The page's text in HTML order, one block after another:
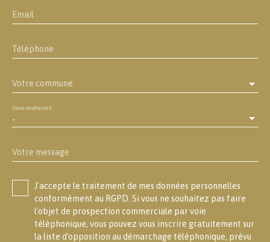
Email
Téléphone
Votre commune
-
Vous souhaitez
Votre message
J'accepte le traitement de mes données personnelles
conformément au RGPD. Si vous ne souhaitez pas faire
l'objet de prospection commerciale par voie
téléphonique, vous pouvez vous inscrire gratuitement sur
la liste d'opposition au démarchage téléphonique, prévu